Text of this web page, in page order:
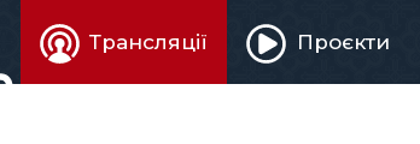
Живе
телебачення
Трансляції Проєкти